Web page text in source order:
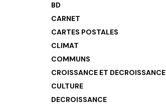
BD
CARNET
CARTES POSTALES
CLIMAT
COMMUNS
CROISSANCE ET DECROISSANCE
CULTURE
DECROISSANCE